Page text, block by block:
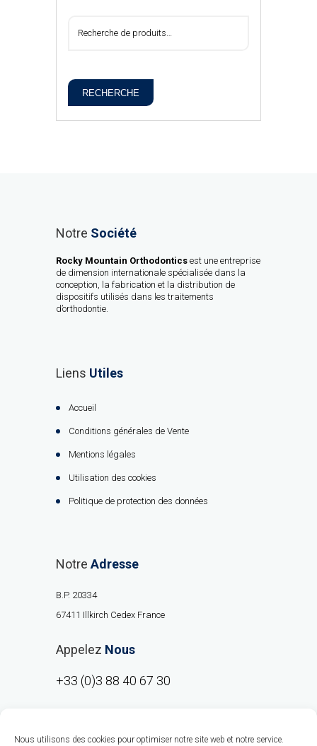
Nous utilisons des cookies pour optimiser notre site web et notre service.
RECHERCHE
Notre Société
Rocky Mountain Orthodontics est une entreprise
de dimension internationale spécialisée dans la
conception, la fabrication et la distribution de
dispositifs utilisés dans les traitements
d’orthodontie.
Liens Utiles
Accueil
Conditions générales de Vente
Mentions légales
Utilisation des cookies
Politique de protection des données
Notre Adresse
B.P. 20334
67411 Illkirch Cedex France
Appelez Nous
+33 (0)3 88 40 67 30